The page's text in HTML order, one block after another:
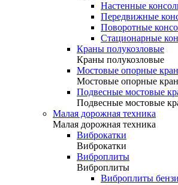
Настенные
Передвижные
Поворотные
Стационарные
Краны полукозловые
Краны полукозловые
Мостовые опорные
Мостовые опорные
Подвесные мостовые
Подвесные мостовые
Малая дорожная техника
Малая дорожная техника
Виброкатки
Виброкатки
Виброплиты
Виброплиты
Виброплиты